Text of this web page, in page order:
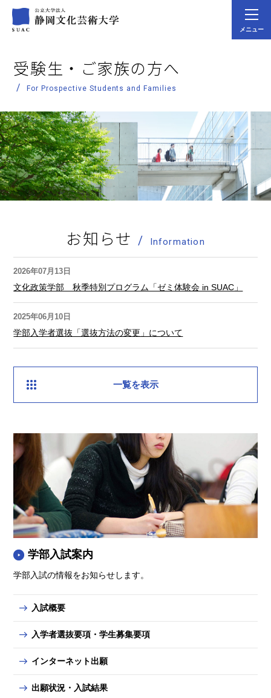
メニュー
受験生・ご家族の方へ
For Prospective Students and Families
お知らせ Information
2026年07月13日
文化政策学部 秋季特別プログラム「ゼミ体験会 in SUAC」
2025年06月10日
学部入学者選抜「選抜方法の変更」について
一覧を表示
学部入試案内
学部入試の情報をお知らせします。
入試概要
入学者選抜要項・学生募集要項
インターネット出願
出願状況・入試結果